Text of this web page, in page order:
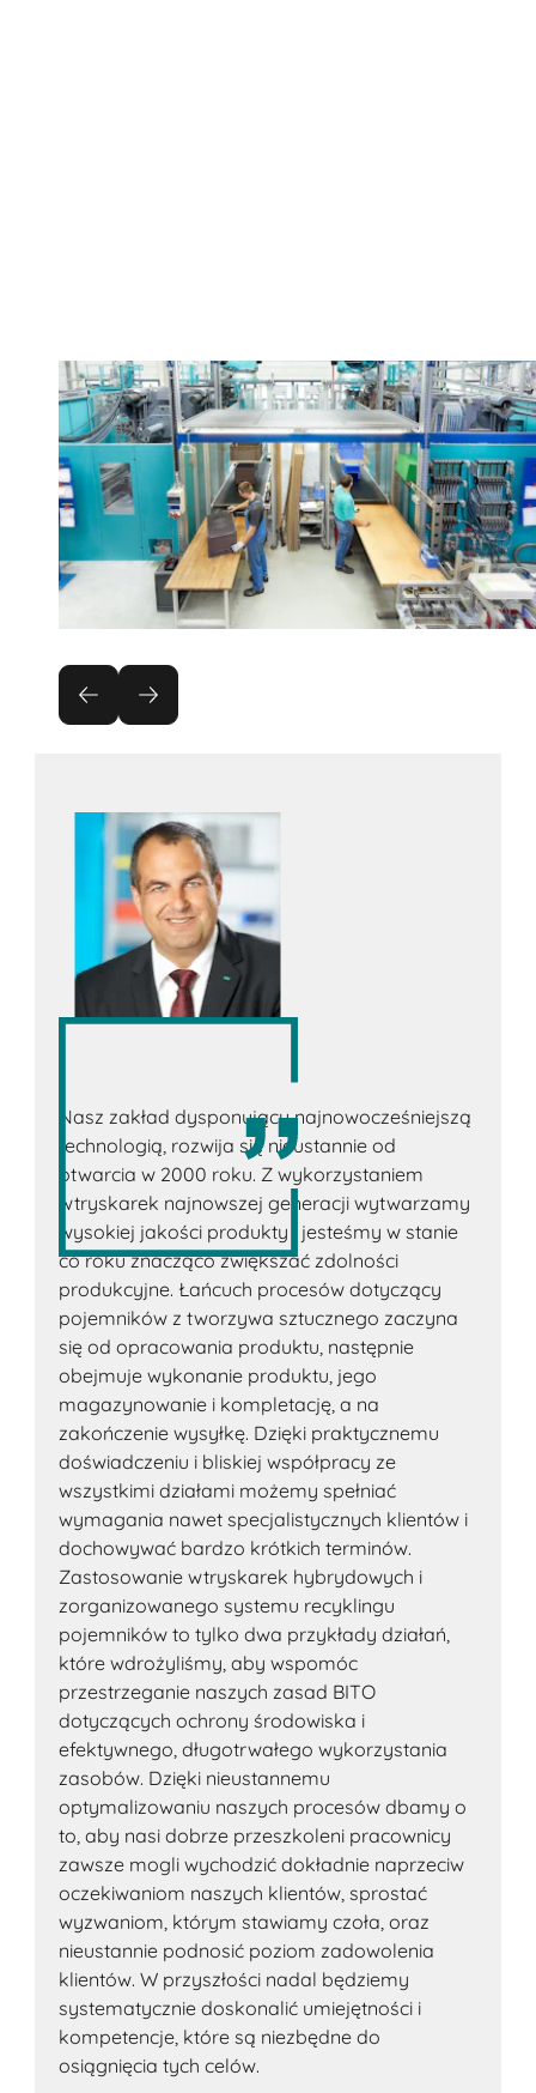
Nasz zakład dysponujący najnowocześniejszą
technologią, rozwija się nieustannie od
otwarcia w 2000 roku. Z wykorzystaniem
wtryskarek najnowszej generacji wytwarzamy
wysokiej jakości produkty i jesteśmy w stanie
co roku znacząco zwiększać zdolności
produkcyjne. Łańcuch procesów dotyczący
pojemników z tworzywa sztucznego zaczyna
się od opracowania produktu, następnie
obejmuje wykonanie produktu, jego
magazynowanie i kompletację, a na
zakończenie wysyłkę. Dzięki praktycznemu
doświadczeniu i bliskiej współpracy ze
wszystkimi działami możemy spełniać
wymagania nawet specjalistycznych klientów i
dochowywać bardzo krótkich terminów.
Zastosowanie wtryskarek hybrydowych i
zorganizowanego systemu recyklingu
pojemników to tylko dwa przykłady działań,
które wdrożyliśmy, aby wspomóc
przestrzeganie naszych zasad BITO
dotyczących ochrony środowiska i
efektywnego, długotrwałego wykorzystania
zasobów. Dzięki nieustannemu
optymalizowaniu naszych procesów dbamy o
to, aby nasi dobrze przeszkoleni pracownicy
zawsze mogli wychodzić dokładnie naprzeciw
oczekiwaniom naszych klientów, sprostać
wyzwaniom, którym stawiamy czoła, oraz
nieustannie podnosić poziom zadowolenia
klientów. W przyszłości nadal będziemy
systematycznie doskonalić umiejętności i
kompetencje, które są niezbędne do
osiągnięcia tych celów.